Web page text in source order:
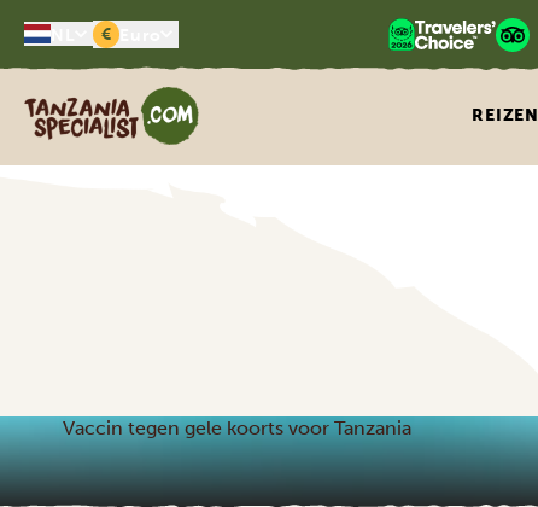
€
Tanzania Specialist
REIZEN
Vaccin tegen gele koorts voor Tanzania